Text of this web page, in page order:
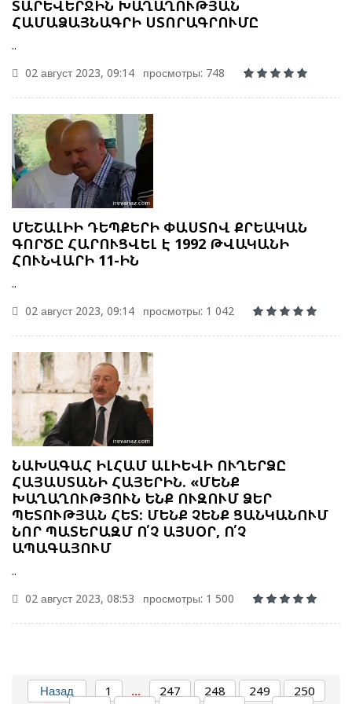
ՏԱՐԵՎԵՐՋԻՆ ԽԱՂԱՂՈՒԹՅԱՆ
ՀԱՄԱՁԱՅՆԱԳՐԻ ՍՏՈՐԱԳՐՈՒՄԸ
..
02 август 2023, 09:14
просмотры: 748
ՄԵՇԱԼԻԻ ԴԵՊՔԵՐԻ ՓԱՍՏՈՎ ՔՐԵԱԿԱՆ
ԳՈՐԾԸ ՀԱՐՈՒՑՎԵԼ Է 1992 ԹՎԱԿԱՆԻ
ՀՈՒՆՎԱՐԻ 11-ԻՆ
..
02 август 2023, 09:14
просмотры: 1 042
ՆԱԽԱԳԱՀ ԻԼՀԱՄ ԱԼԻԵՎԻ ՈՒՂԵՐՁԸ
ՀԱՅԱՍՏԱՆԻ ՀԱՅԵՐԻՆ. «ՄԵՆՔ
ԽԱՂԱՂՈՒԹՅՈՒՆ ԵՆՔ ՈՒԶՈՒՄ ՁԵՐ
ՊԵՏՈՒԹՅԱՆ ՀԵՏ: ՄԵՆՔ ՉԵՆՔ ՑԱՆԿԱՆՈՒՄ
ՆՈՐ ՊԱՏԵՐԱԶՄ Ո՛Չ ԱՅՍՕՐ, Ո՛Չ
ԱՊԱԳԱՅՈՒՄ
..
02 август 2023, 08:53
просмотры: 1 500
Назад 1 ... 247 248 249
250
ԱԴՐԲԵՋԱՆԻ ԱԳ ՆԱԽԱՐԱՐ ՋԵՅՀՈՒՆ ԲԱՅՐԱՄՈՎԸ
ՊԱՇՏՈՆԱԿԱՆ ԱՅՑՈՎ ԺԱՄԱՆԵԼ Է ՈՒԿՐԱԻՆԱ